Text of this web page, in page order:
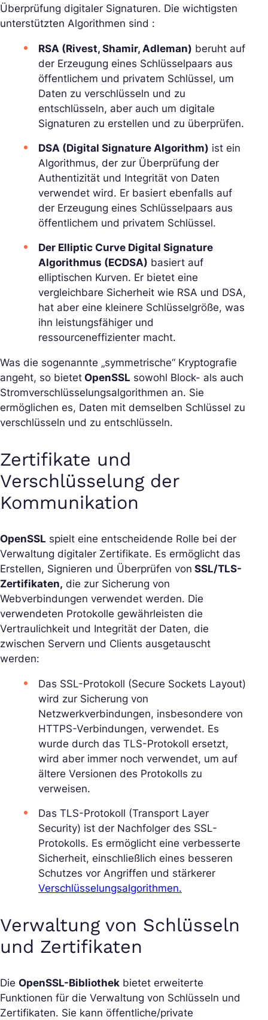
Überprüfung digitaler Signaturen. Die wichtigsten
unterstützten Algorithmen sind :
RSA (Rivest, Shamir, Adleman) beruht auf
der Erzeugung eines Schlüsselpaars aus
öffentlichem und privatem Schlüssel, um
Daten zu verschlüsseln und zu
entschlüsseln, aber auch um digitale
Signaturen zu erstellen und zu überprüfen.
DSA (Digital Signature Algorithm) ist ein
Algorithmus, der zur Überprüfung der
Authentizität und Integrität von Daten
verwendet wird. Er basiert ebenfalls auf
der Erzeugung eines Schlüsselpaars aus
öffentlichem und privatem Schlüssel.
Der Elliptic Curve Digital Signature
Algorithmus (ECDSA) basiert auf
elliptischen Kurven. Er bietet eine
vergleichbare Sicherheit wie RSA und DSA,
hat aber eine kleinere Schlüsselgröße, was
ihn leistungsfähiger und
ressourceneffizienter macht.
Was die sogenannte „symmetrische“ Kryptografie
angeht, so bietet OpenSSL sowohl Block- als auch
Stromverschlüsselungsalgorithmen an. Sie
ermöglichen es, Daten mit demselben Schlüssel zu
verschlüsseln und zu entschlüsseln.
Zertifikate und
Verschlüsselung der
Kommunikation
OpenSSL spielt eine entscheidende Rolle bei der
Verwaltung digitaler Zertifikate. Es ermöglicht das
Erstellen, Signieren und Überprüfen von SSL/TLS-
Zertifikaten, die zur Sicherung von
Webverbindungen verwendet werden. Die
verwendeten Protokolle gewährleisten die
Vertraulichkeit und Integrität der Daten, die
zwischen Servern und Clients ausgetauscht
werden:
Das SSL-Protokoll (Secure Sockets Layout)
wird zur Sicherung von
Netzwerkverbindungen, insbesondere von
HTTPS-Verbindungen, verwendet. Es
wurde durch das TLS-Protokoll ersetzt,
wird aber immer noch verwendet, um auf
ältere Versionen des Protokolls zu
verweisen.
Das TLS-Protokoll (Transport Layer
Security) ist der Nachfolger des SSL-
Protokolls. Es ermöglicht eine verbesserte
Sicherheit, einschließlich eines besseren
Schutzes vor Angriffen und stärkerer
Verschlüsselungsalgorithmen.
Verwaltung von Schlüsseln
und Zertifikaten
Die OpenSSL-Bibliothek bietet erweiterte
Funktionen für die Verwaltung von Schlüsseln und
Zertifikaten. Sie kann öffentliche/private